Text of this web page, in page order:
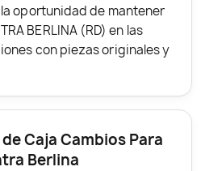
oportunidad de mantener
BERLINA (RD) en las
con piezas originales y
Caja Cambios Para
Berlina